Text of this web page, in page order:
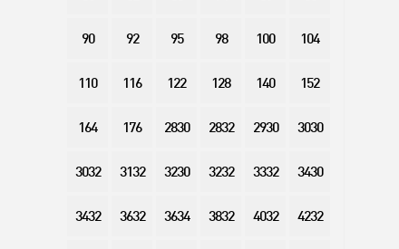
90 92 95 98 100 104
110 116 122 128 140 152
164 176 2830 2832 2930 3030
3032 3132 3230 3232 3332 3430
3432 3632 3634 3832 4032 4232